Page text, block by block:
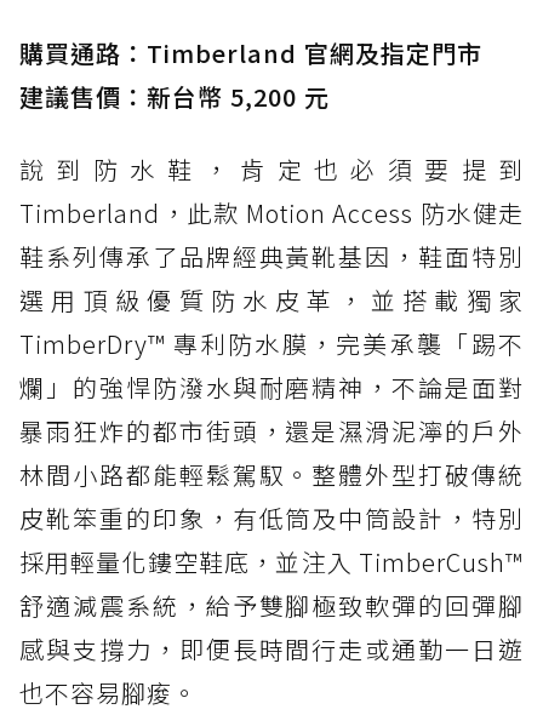
購買通路：Timberland 官網及指定門市
建議售價：新台幣 5,200 元
說到防水鞋，肯定也必須要提到
Timberland，此款 Motion Access 防水健走
鞋系列傳承了品牌經典黃靴基因，鞋面特別
選用頂級優質防水皮革，並搭載獨家
TimberDry™ 專利防水膜，完美承襲「踢不
爛」的強悍防潑水與耐磨精神，不論是面對
暴雨狂炸的都市街頭，還是濕滑泥濘的戶外
林間小路都能輕鬆駕馭。整體外型打破傳統
皮靴笨重的印象，有低筒及中筒設計，特別
採用輕量化鏤空鞋底，並注入 TimberCush™
舒適減震系統，給予雙腳極致軟彈的回彈腳
感與支撐力，即便長時間行走或通勤一日遊
也不容易腳痠。